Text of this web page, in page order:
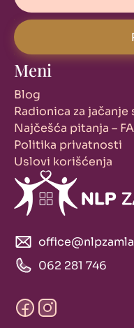
062 281 746
FacebookInstagram
Meni
Blog
Radionica za jačanje
Najčešća pitanja –
Politika privatnosti
Uslovi korišćenja